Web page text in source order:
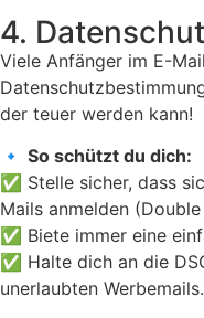
4.
Viele Anfänger im E-
der teuer werden kann!
🔹 So schützt du dich:
✅ Stelle sicher, dass
Mails anmelden
✅ Biete immer eine
✅ Halte dich an die
unerlaubten Werbemails.